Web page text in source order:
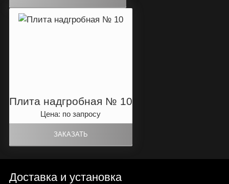
Плита надгробная № 10
Цена: по запросу
Доставка и установка